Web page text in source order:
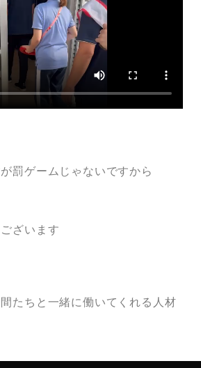
罰ゲームじゃないですから
ざいます
たちと一緒に働いてくれる人材